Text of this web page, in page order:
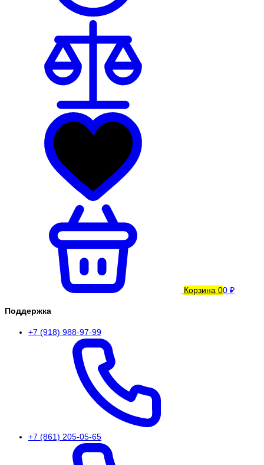
Корзина 00 ₽
Поддержка
+7 (918) 988-97-99
+7 (861) 205-05-65